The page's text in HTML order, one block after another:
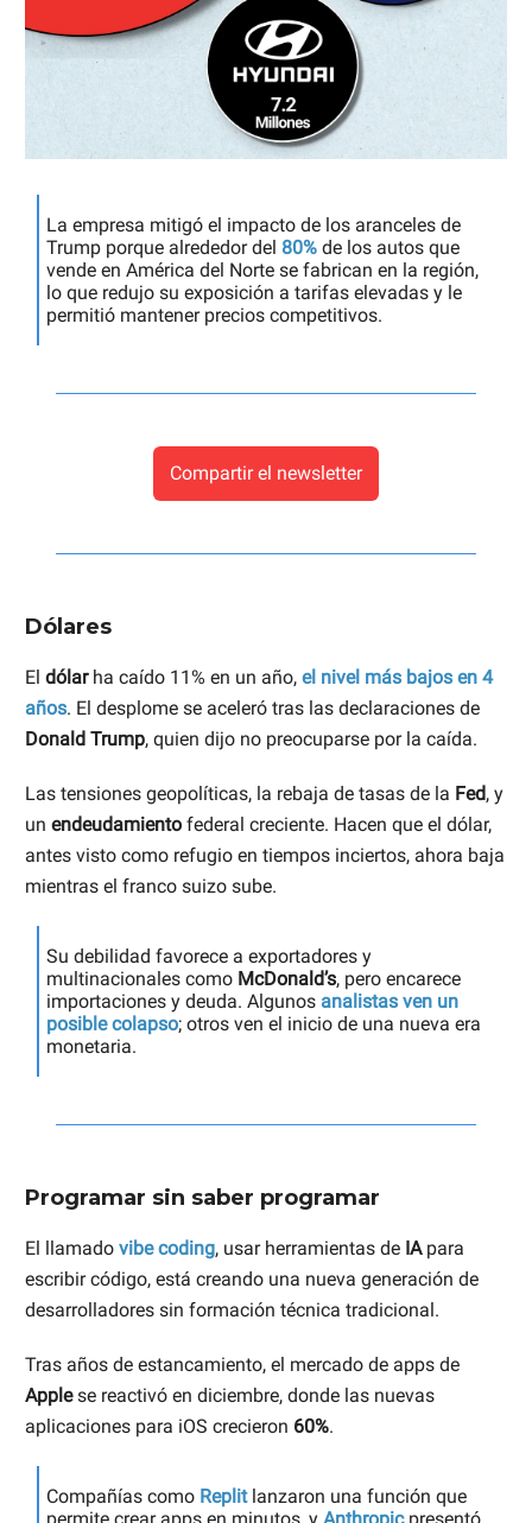
La empresa mitigó el impacto de los aranceles de
Trump porque alrededor del 80% de los autos que
vende en América del Norte se fabrican en la región,
lo que redujo su exposición a tarifas elevadas y le
permitió mantener precios competitivos.
Compartir el newsletter
Dólares
El dólarha caído 11% en un año, el nivel más bajos en 4
años. El desplome se aceleró tras las declaraciones de
Donald Trump, quien dijo no preocuparse por la caída.
Las tensiones geopolíticas, la rebaja de tasas de la Fed, y
un endeudamiento federal creciente. Hacen que el dólar,
antes visto como refugio en tiempos inciertos, ahora baja
mientras el franco suizo sube.
Su debilidad favorece a exportadores y
multinacionales como McDonald’s, pero encarece
importaciones y deuda. Algunos analistas ven un
posible colapso; otros ven el inicio de una nueva era
monetaria.
Programar sin saber programar
El llamado vibe coding, usar herramientas de IApara
escribir código, está creando una nueva generación de
desarrolladores sin formación técnica tradicional.
Tras años de estancamiento, el mercado de apps de
Applese reactivó en diciembre, donde las nuevas
aplicaciones para iOS crecieron 60%.
Compañías como Replit lanzaron una función que